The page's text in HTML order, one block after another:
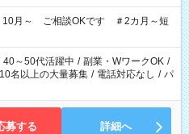
～19：00 ＊13：00～19：00
10月～ ご相談OKです ＃2カ月～短
40～50代活躍中 / 副業・WワークOK /
10名以上の大量募集 / 電話対応なし / パ
募する 詳細へ